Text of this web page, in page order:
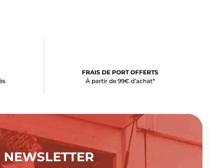
FRAIS DE PORT OFFERTS
À partir de 99€ d’achat*
NEWSLETTER